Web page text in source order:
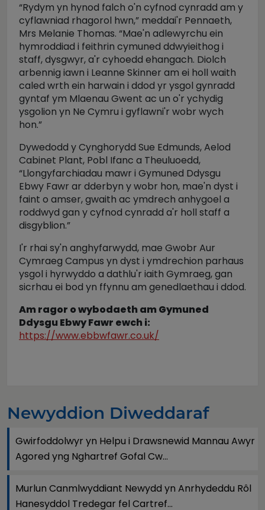
“Rydym yn hynod falch o'n cyfnod cynradd am y
cyflawniad rhagorol hwn,” meddai'r Pennaeth,
Mrs Melanie Thomas. “Mae'n adlewyrchu ein
hymroddiad i feithrin cymuned ddwyieithog i
staff, dysgwyr, a'r cyhoedd ehangach. Diolch
arbennig iawn i Leanne Skinner am ei holl waith
caled wrth ein harwain i ddod yr ysgol gynradd
gyntaf ym Mlaenau Gwent ac un o'r ychydig
ysgolion yn Ne Cymru i gyflawni'r wobr wych
hon.”
Dywedodd y Cynghorydd Sue Edmunds, Aelod
Cabinet Plant, Pobl Ifanc a Theuluoedd,
“Llongyfarchiadau mawr i Gymuned Ddysgu
Ebwy Fawr ar dderbyn y wobr hon, mae'n dyst i
faint o amser, gwaith ac ymdrech anhygoel a
roddwyd gan y cyfnod cynradd a'r holl staff a
disgyblion.”
I'r rhai sy'n anghyfarwydd, mae Gwobr Aur
Cymraeg Campus yn dyst i ymdrechion parhaus
ysgol i hyrwyddo a dathlu'r iaith Gymraeg, gan
sicrhau ei bod yn ffynnu am genedlaethau i ddod.
Am ragor o wybodaeth am Gymuned
Ddysgu Ebwy Fawr ewch i:
https://www.ebbwfawr.co.uk/
Newyddion Diweddaraf
Gwirfoddolwyr yn Helpu i Drawsnewid Mannau Awyr
Agored yng Nghartref Gofal Cw...
Murlun Canmlwyddiant Newydd yn Anrhydeddu Rôl
Hanesyddol Tredegar fel Cartref...